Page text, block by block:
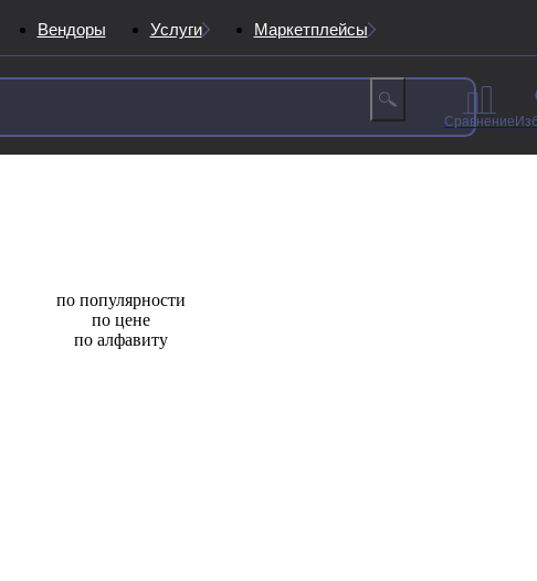
Вендоры Услуги Маркетплейсы
по популярности
по цене
по алфавиту